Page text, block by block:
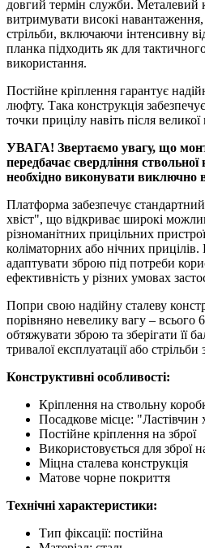
довгий термін служби. Металевий
витримувати високі
стрільби, включаючи інтенсивну
планка підходить як для
використання.
Постійне кріплення гарантує
люфту. Така конструкція
точки прицілу навіть після великої
УВАГА! Звертаємо увагу, що
передбачає свердління
необхідно виконувати виключно
Платформа забезпечує
хвіст", що відкриває широкі
різноманітних прицільних
коліматорних або нічних
адаптувати зброю під потреби
ефективність у різних умовах
Попри свою надійну сталеву
порівняно невелику вагу – всього
обтяжувати зброю та зберігати її
тривалої експлуатації або стрільби
Конструктивні особливості:
Кріплення на ствольну
Посадкове місце: "Ластівчин
Постійне кріплення на зброї
Використовується для
Міцна сталева конструкція
Матове чорне покриття
Технічні характеристики:
Тип фіксації: постійна